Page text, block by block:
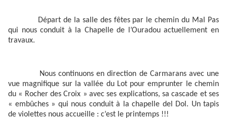
Départ de la salle des fêtes par le chemin du Mal Pas
qui nous conduit à la Chapelle de l’Ouradou actuellement en
travaux.
Nous continuons en direction de Carmarans avec une
vue magnifique sur la vallée du Lot pour emprunter le chemin
du « Rocher des Croix » avec ses explications, sa cascade et ses
« embûches » qui nous conduit à la chapelle del Dol. Un tapis
de violettes nous accueille : c’est le printemps !!!